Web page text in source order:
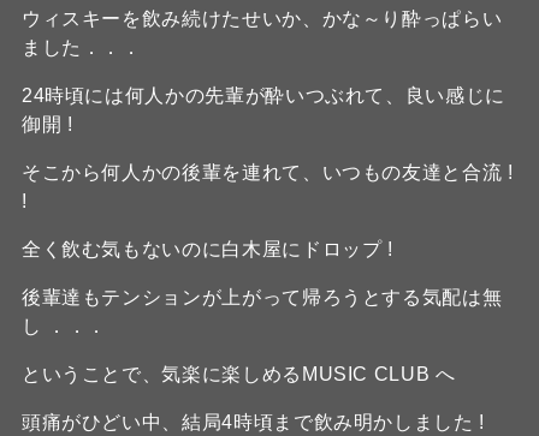
ウィスキーを飲み続けたせいか、かな～り酔っぱらい
ました．．．
24時頃には何人かの先輩が酔いつぶれて、良い感じに
御開 !
そこから何人かの後輩を連れて、いつもの友達と合流 !
!
全く飲む気もないのに白木屋にドロップ !
後輩達もテンションが上がって帰ろうとする気配は無
し ．．．
ということで、気楽に楽しめるMUSIC CLUB へ
頭痛がひどい中、結局4時頃まで飲み明かしました !